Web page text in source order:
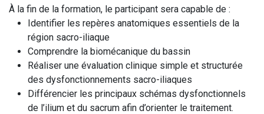
À la fin de la formation, le participant sera capable de :
Identifier les repères anatomiques essentiels de la
région sacro-iliaque
Comprendre la biomécanique du bassin
Réaliser une évaluation clinique simple et structurée
des dysfonctionnements sacro-iliaques
Différencier les principaux schémas dysfonctionnels
de l’ilium et du sacrum afin d’orienter le traitement.